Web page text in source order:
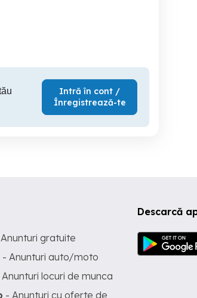
Intră în cont /
Înregistrează-te
Descarcă
gratuite
- Anunturi auto/moto
locuri de munca
- Anunturi cu oferte de